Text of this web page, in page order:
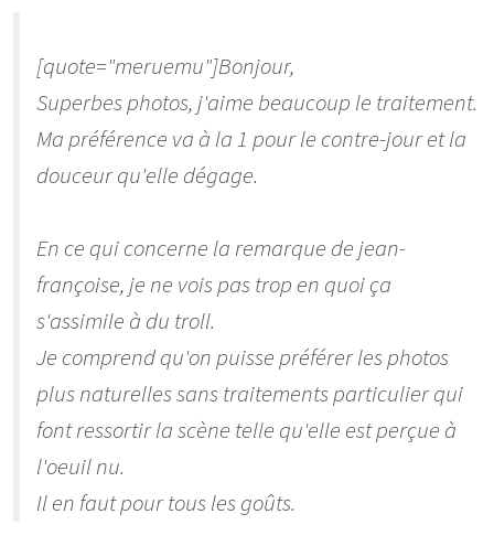
[quote="meruemu"]Bonjour,
Superbes photos, j'aime beaucoup le traitement.
Ma préférence va à la 1 pour le contre-jour et la
douceur qu'elle dégage.
En ce qui concerne la remarque de jean-
françoise, je ne vois pas trop en quoi ça
s'assimile à du troll.
Je comprend qu'on puisse préférer les photos
plus naturelles sans traitements particulier qui
font ressortir la scène telle qu'elle est perçue à
l'oeuil nu.
Il en faut pour tous les goûts.